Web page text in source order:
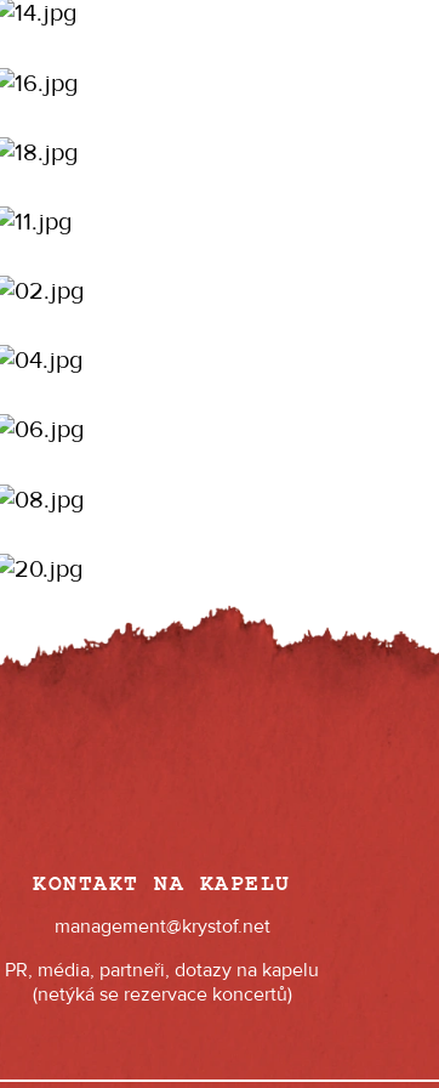
KONTAKT NA KAPELU
management@krystof.net
PR, média, partneři, dotazy na kapelu
(netýká se rezervace koncertů)